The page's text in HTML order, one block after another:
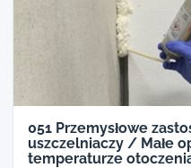
051 Przemysłowe
uszczelniaczy / Małe
temperaturze